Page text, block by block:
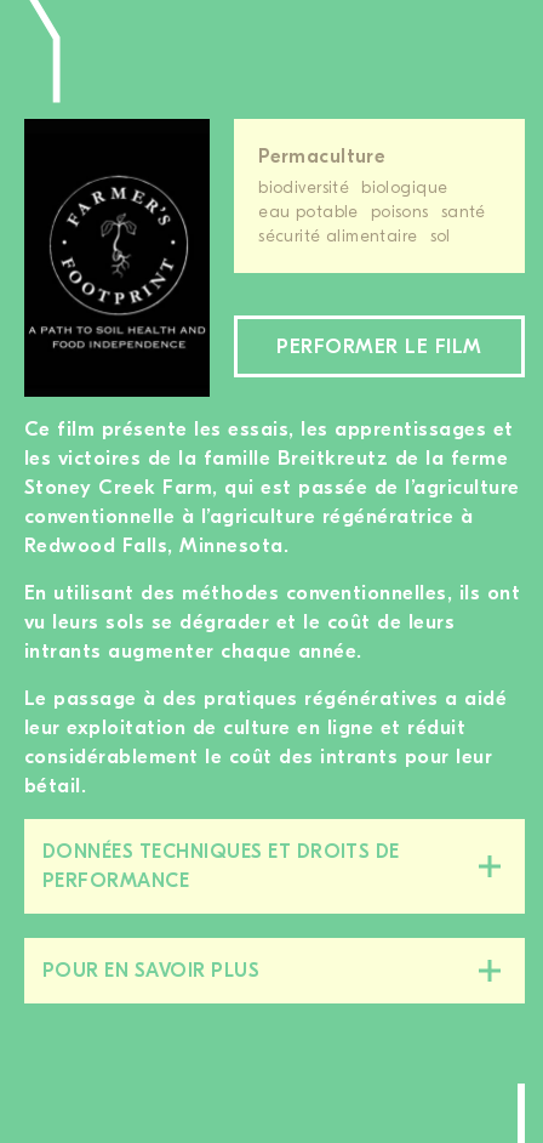
Permaculture
biodiversité
biologique
eau potable
poisons
santé
sécurité alimentaire
sol
PERFORMER LE FILM
Ce film présente les essais, les apprentissages et
les victoires de la famille Breitkreutz de la ferme
Stoney Creek Farm, qui est passée de l’agriculture
conventionnelle à l’agriculture régénératrice à
Redwood Falls, Minnesota.
En utilisant des méthodes conventionnelles, ils ont
vu leurs sols se dégrader et le coût de leurs
intrants augmenter chaque année.
Le passage à des pratiques régénératives a aidé
leur exploitation de culture en ligne et réduit
considérablement le coût des intrants pour leur
bétail.
DONNÉES TECHNIQUES ET DROITS DE
PERFORMANCE
POUR EN SAVOIR PLUS
cette